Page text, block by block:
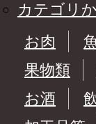
カテゴリ
お肉
果物類
お酒